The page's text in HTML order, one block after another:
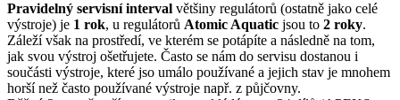
Pravidelný servisní interval většiny regulátorů (ostatně jako celé
výstroje) je 1 rok, u regulátorů Atomic Aquatic jsou to 2 roky.
Záleží však na prostředí, ve kterém se potápíte a následně na tom,
jak svou výstroj ošetřujete. Často se nám do servisu dostanou i
součásti výstroje, které jso umálo používané a jejich stav je mnohem
horší než často používané výstroje např. z půjčovny.